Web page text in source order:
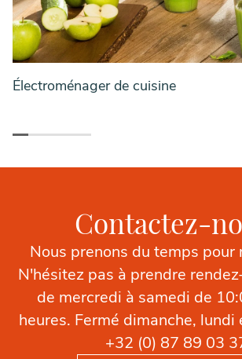
Électroménager de cuisine
Contactez-
Nous prenons du temps pour
N'hésitez pas à prendre
de mercredi à samedi de
heures. Fermé dimanche, lundi
+32 (0) 87 89 03